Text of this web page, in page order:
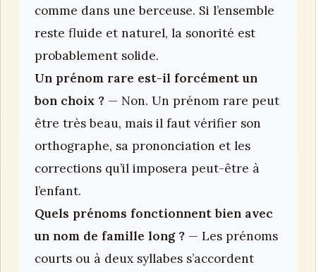
comme dans une berceuse. Si l’ensemble
reste fluide et naturel, la sonorité est
probablement solide.
Un prénom rare est-il forcément un
bon choix ? — Non. Un prénom rare peut
être très beau, mais il faut vérifier son
orthographe, sa prononciation et les
corrections qu’il imposera peut-être à
l’enfant.
Quels prénoms fonctionnent bien avec
un nom de famille long ? — Les prénoms
courts ou à deux syllabes s’accordent